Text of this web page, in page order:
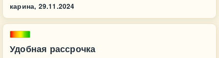
карина, 29.11.2024
Удобная рассрочка